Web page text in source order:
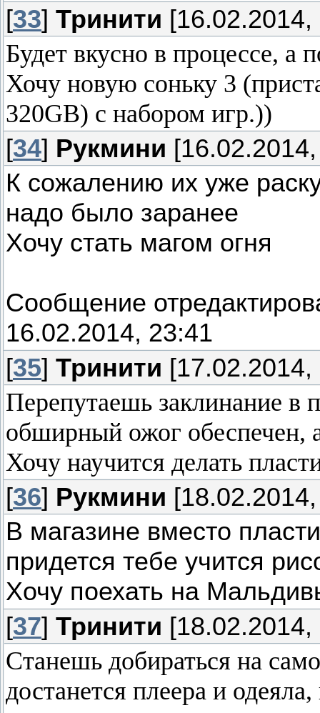
[33] Тринити [16.02.2014,
Будет вкусно в процессе, а
Хочу новую соньку 3
320GB) с набором игр.))
[34] Рукмини
К сожалению их уже
надо было заранее
Хочу стать магом огня
Сообщение
16.02.2014, 23:41
[35] Тринити [17.02.2014,
Перепутаешь заклинание в
обширный ожог обеспечен,
Хочу научится делать
[36] Рукмини
В магазине вместо
придется тебе учится
Хочу поехать на
[37] Тринити [18.02.2014,
Станешь добираться на
достанется плеера и